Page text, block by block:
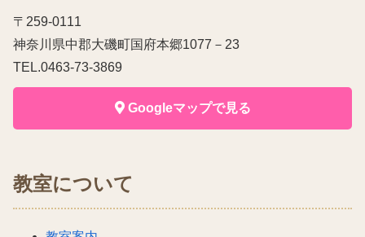
〒259-0111
神奈川県中郡大磯町国府本郷1077－23
TEL.0463-73-3869
Googleマップで見る
教室について